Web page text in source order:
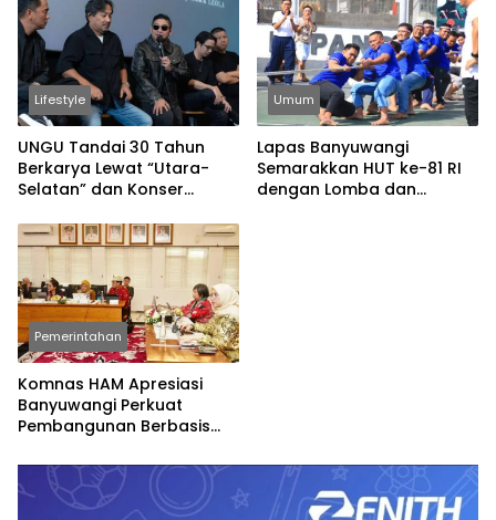
Lifestyle
UNGU Tandai 30 Tahun
Berkarya Lewat “Utara-
Selatan” dan Konser
Umum
Lapas Banyuwangi
Semarakkan HUT ke-81 RI
dengan Lomba dan
Pemerintahan
Komnas HAM Apresiasi
Banyuwangi Perkuat
Pembangunan Berbasis